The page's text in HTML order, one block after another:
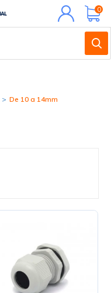
Minha
conta
0
> De 10 a 14mm